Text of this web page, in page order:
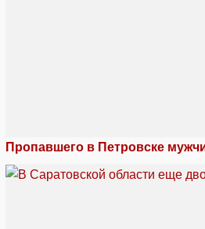
Пропавшего в Петровске